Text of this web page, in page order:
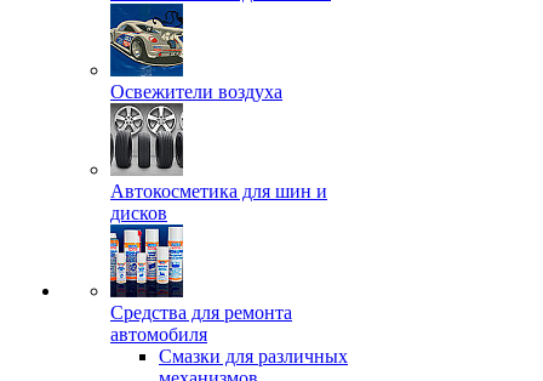
Освежители воздуха
Автокосметика для шин и
дисков
Средства для ремонта
автомобиля
Смазки для различных